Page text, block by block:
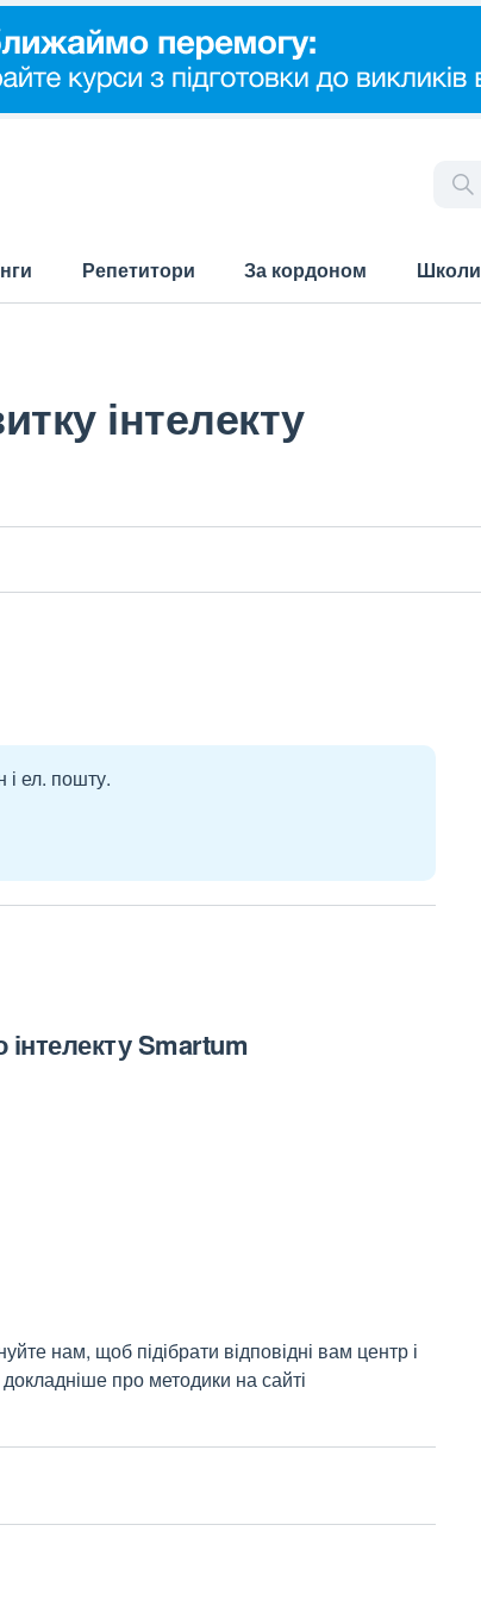
Репетитори За кордоном Школи
інтелекту
і ел. пошту.
Smartum
нам, щоб підібрати відповідні вам центр і
про методики на сайті